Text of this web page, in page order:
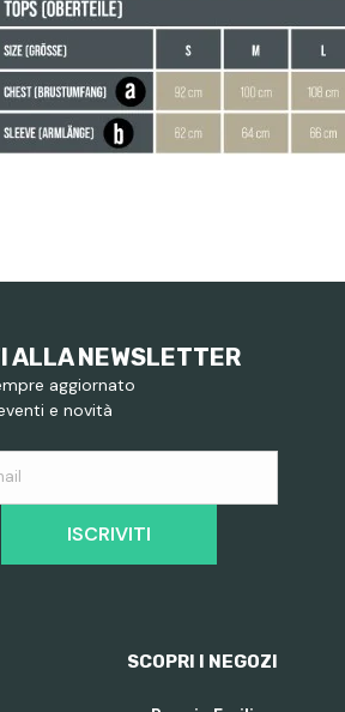
ALLA NEWSLETTER
aggiornato
e novità
ISCRIVITI
SCOPRI I NEGOZI